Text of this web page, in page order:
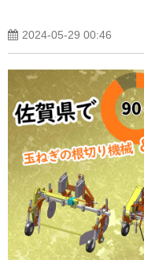
2024-05-29 00:46